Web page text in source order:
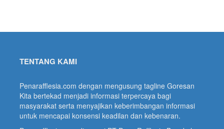
TENTANG KAMI
Penarafflesia.com dengan mengusung tagline Goresan
Kita bertekad menjadi informasi terpercaya bagi
masyarakat serta menyajikan keberimbangan informasi
untuk mencapai konsensi keadilan dan kebenaran.